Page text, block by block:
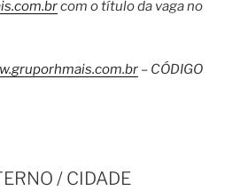
com o título da vaga no
– CÓDIGO
/ CIDADE